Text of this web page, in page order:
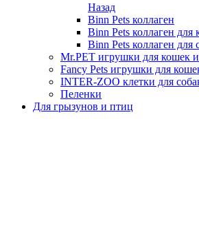
Назад
Binn Pets коллаген
Binn Pets коллаген для
Binn Pets коллаген для
Mr.PET игрушки для кошек
Fancy Pets игрушки для
INTER-ZOO клетки для
Пеленки
Для грызунов и птиц